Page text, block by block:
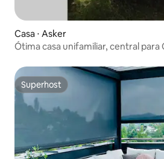
Casa ⋅ Asker
Ótima
Superhost
Superhost